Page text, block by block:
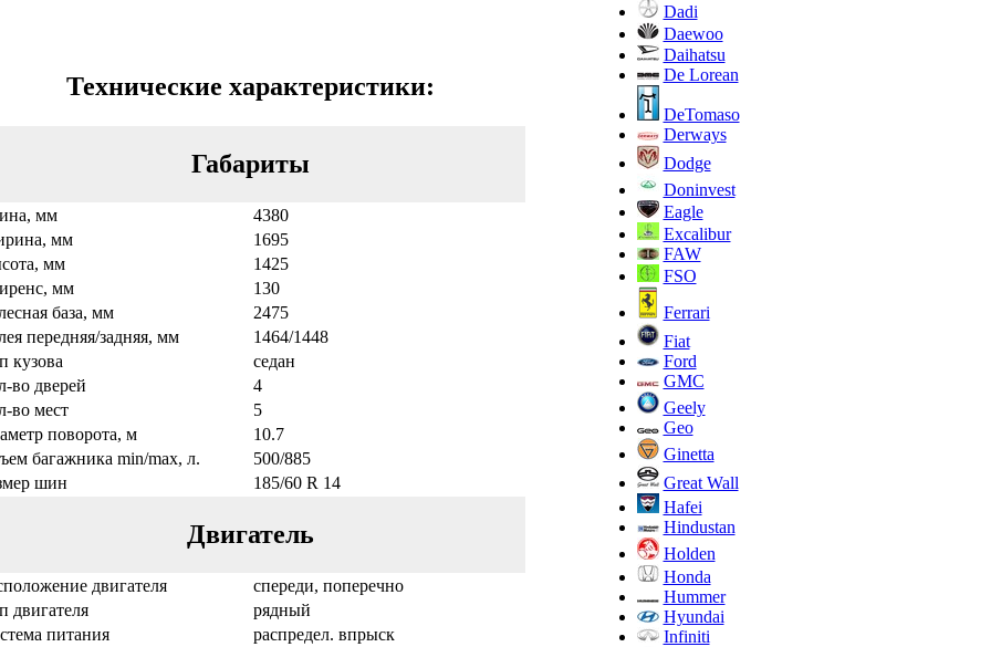
Технические характеристики:
Габариты
мм
4380
мм
1695
мм
1425
мм
130
база, мм
2475
передняя/задняя, мм
1464/1448
кузова
седан
во дверей
4
во мест
5
поворота, м
10.7
багажника min/max, л.
500/885
шин
185/60 R 14
Двигатель
двигателя
спереди, поперечно
двигателя
рядный
питания
распредел. впрыск
Dadi
Daewoo
Daihatsu
De Lorean
DeTomaso
Derways
Dodge
Doninvest
Eagle
Excalibur
FAW
FSO
Ferrari
Fiat
Ford
GMC
Geely
Geo
Ginetta
Great Wall
Hafei
Hindustan
Holden
Honda
Hummer
Hyundai
Infiniti